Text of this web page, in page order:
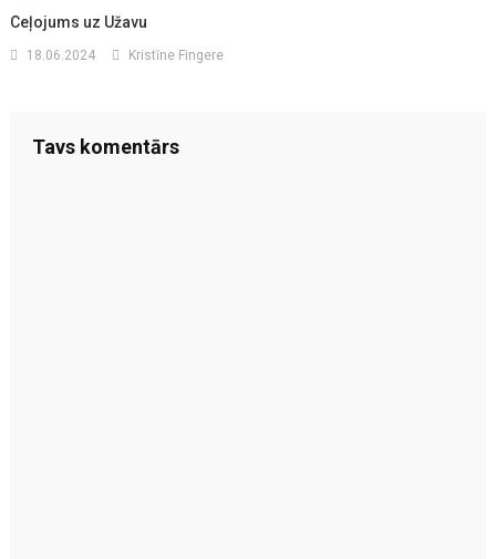
Ceļojums uz Užavu
18.06.2024 Kristīne Fingere
Tavs komentārs